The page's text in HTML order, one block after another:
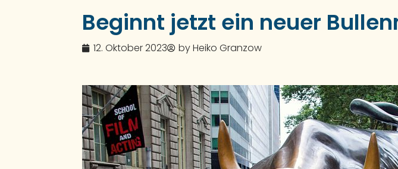
Beginnt jetzt ein neuer
12. Oktober 2023 byHeiko Granzow